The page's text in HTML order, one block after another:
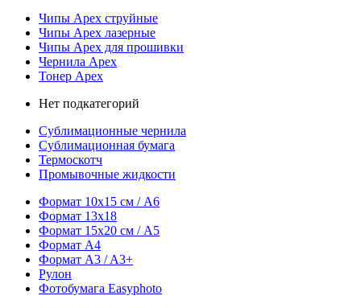
Чипы Apex струйные
Чипы Apex лазерные
Чипы Apex для прошивки
Чернила Apex
Тонер Apex
Нет подкатегорий
Сублимационные чернила
Сублимационная бумага
Термоскотч
Промывочные жидкости
Формат 10х15 см / A6
Формат 13х18
Формат 15х20 см / A5
Формат А4
Формат A3 / A3+
Рулон
Фотобумага Easyphoto